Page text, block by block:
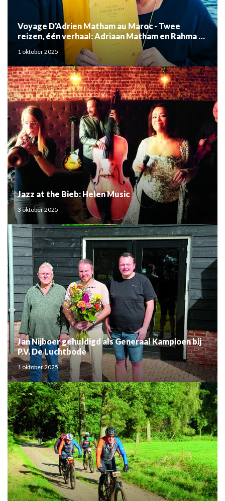
Voyage D'Adrien Matham au Maroc - Twee
reizen, één verhaal: Adriaan Matham en Rahma el
Mouden
1 oktober 2025
Jazz at the Bieb: Helen Music
3 oktober 2025
Jan Nijboer gehuldigd als Generaal Kampioen bij
P.V. De Luchtbode
1 oktober 2025